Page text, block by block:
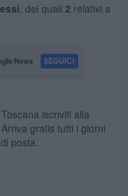
, dei quali 2 relativi a
iscriviti alla
Arriva gratis tutti i giorni
posta.